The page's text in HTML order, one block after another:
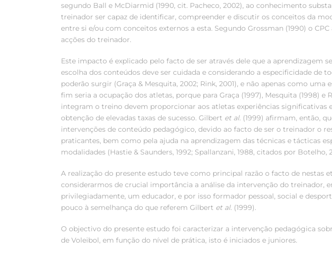
segundo Ball e McDiarmid (1990, cit. Pacheco, 2002), ao conhecimento
treinador ser capaz de identificar, compreender e discutir os conceitos da
entre si e/ou com conceitos externos a esta. Segundo Grossman (1990) o
acções do treinador.
Este impacto é explicado pelo facto de ser através dele que a aprendizagem
escolha dos conteúdos deve ser cuidada e considerando a especificidade de
poderão surgir (Graça & Mesquita, 2002; Rink, 2001), e não apenas como uma
fim seria a ocupação dos atletas, porque para Graça (1997), Mesquita (1998) e
integram o treino devem proporcionar aos atletas experiências significativas
obtenção de elevadas taxas de sucesso. Gilbert et al. (1999) afirmam, então,
intervenções de conteúdo pedagógico, devido ao facto de ser o treinador o
praticantes, bem como pela ajuda na aprendizagem das técnicas e tácticas
modalidades (Hastie & Saunders, 1992; Spallanzani, 1988, citados por Botelho,
A realização do presente estudo teve como principal razão o facto de nestas
considerarmos de crucial importância a análise da intervenção do treinador,
privilegiadamente, um educador, e por isso formador pessoal, social e
pouco à semelhança do que referem Gilbert et al. (1999).
O objectivo do presente estudo foi caracterizar a intervenção pedagógica
de Voleibol, em função do nível de prática, isto é iniciados e juniores.